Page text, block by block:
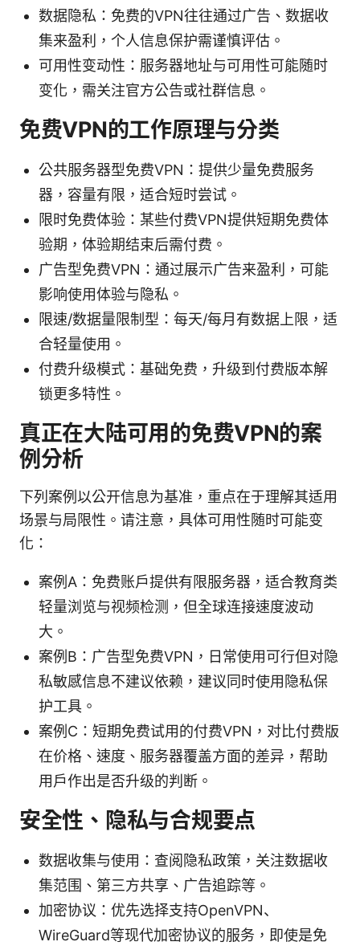
数据隐私：免费的VPN往往通过广告、数据收
集来盈利，个人信息保护需谨慎评估。
可用性变动性：服务器地址与可用性可能随时
变化，需关注官方公告或社群信息。
免费VPN的工作原理与分类
公共服务器型免费VPN：提供少量免费服务
器，容量有限，适合短时尝试。
限时免费体验：某些付费VPN提供短期免费体
验期，体验期结束后需付费。
广告型免费VPN：通过展示广告来盈利，可能
影响使用体验与隐私。
限速/数据量限制型：每天/每月有数据上限，适
合轻量使用。
付费升级模式：基础免费，升级到付费版本解
锁更多特性。
真正在大陆可用的免费VPN的案
例分析
下列案例以公开信息为基准，重点在于理解其适用
场景与局限性。请注意，具体可用性随时可能变
化：
案例A：免费账户提供有限服务器，适合教育类
轻量浏览与视频检测，但全球连接速度波动
大。
案例B：广告型免费VPN，日常使用可行但对隐
私敏感信息不建议依赖，建议同时使用隐私保
护工具。
案例C：短期免费试用的付费VPN，对比付费版
在价格、速度、服务器覆盖方面的差异，帮助
用户作出是否升级的判断。
安全性、隐私与合规要点
数据收集与使用：查阅隐私政策，关注数据收
集范围、第三方共享、广告追踪等。
加密协议：优先选择支持OpenVPN、
WireGuard等现代加密协议的服务，即使是免